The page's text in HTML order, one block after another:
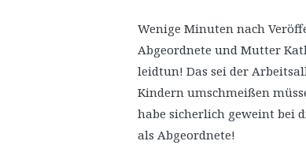
Wenige Minuten nach
Abgeordnete und Mutter
leidtun! Das sei der
Kindern umschmeißen
habe sicherlich geweint bei
als Abgeordnete!